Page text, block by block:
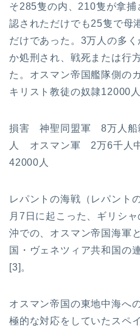
そ285隻の内、210隻が拿
認されただけでも25隻で母
だけであった。3万人の多
か処刑され、戦死または行
た。オスマン帝国艦隊側の
キリスト教徒の奴隷12000
損害 神聖同盟軍 8万人船
人 オスマン軍 2万6千人
42000人
レパントの海戦（レパント
月7日に起こった、ギリシ
沖での、オスマン帝国海軍
国・ヴェネツィア共和国の
[3]。
オスマン帝国の東地中海へ
極的な対応をしていたスペ